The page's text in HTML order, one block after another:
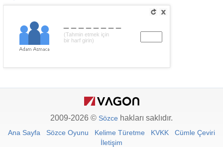
(Tahmin etmek için
bir harf girin)
2009-2026 © Sözce hakları saklıdır.
Ana Sayfa Sözce Oyunu Kelime Türetme KVKK
Cümle Çeviri
İletişim